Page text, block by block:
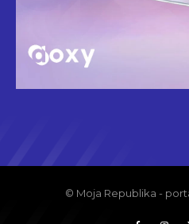
© Moja Republika -